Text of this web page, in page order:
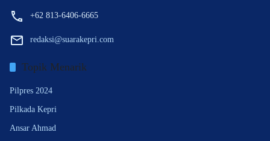
+62 813-6406-6665
redaksi@suarakepri.com
Topik Menarik
Pilpres 2024
Pilkada Kepri
Ansar Ahmad